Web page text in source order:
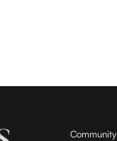
Community